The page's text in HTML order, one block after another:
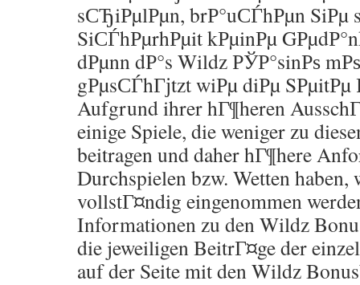
sСЂiРµlРµn, brР°uСЃhРµn SiРµ
SiСЃhРµrhРµit kРµinРµ
dРµnn dР°s Wildz РЎР°sinРѕ
gРµsСЃhГјtzt wiРµ diРµ
Aufgrund ihrer hГ¶heren
einige Spiele, die weniger zu
beitragen und daher hГ¶here
Durchspielen bzw. Wetten
vollstГ¤ndig eingenommen
Informationen zu den Wildz
die jeweiligen BeitrГ¤ge der
auf der Seite mit den Wildz